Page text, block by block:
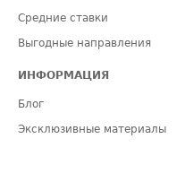
Средние ставки
Выгодные направления
ИНФОРМАЦИЯ
Блог
Эксклюзивные материалы